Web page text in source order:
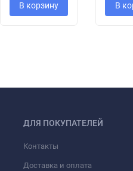
В корзину В
ДЛЯ ПОКУПАТЕЛЕЙ
Контакты
Доставка и оплата